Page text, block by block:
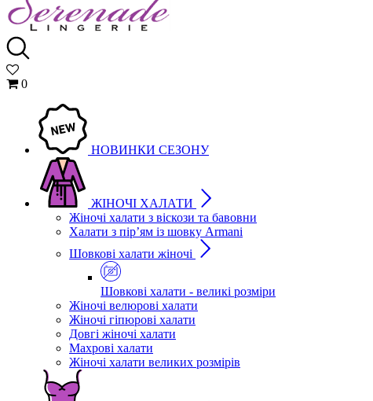
0
НОВИНКИ СЕЗОНУ
ЖІНОЧІ ХАЛАТИ
Жіночі халати з віскози та бавовни
Халати з пір’ям із шовку Armani
Шовкові халати жіночі
Шовкові халати - великі розміри
Жіночі велюрові халати
Жіночі гіпюрові халати
Довгі жіночі халати
Махрові халати
Жіночі халати великих розмірів